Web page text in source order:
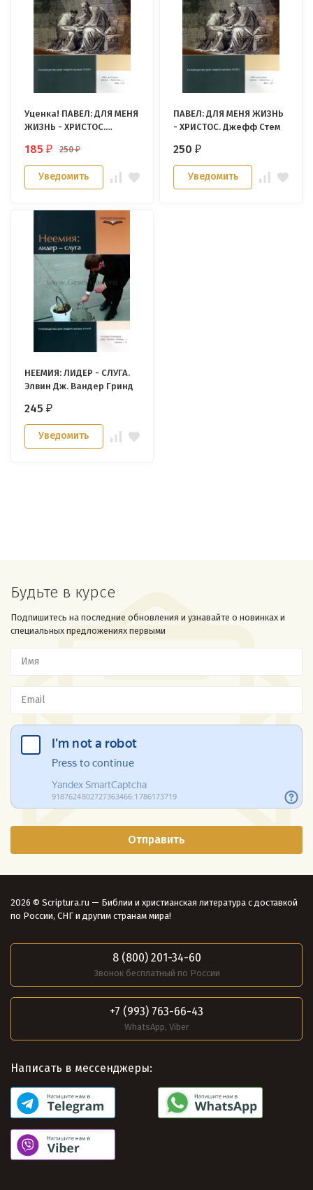
Уценка! ПАВЕЛ: ДЛЯ МЕНЯ
ЖИЗНЬ - ХРИСТОС.
185₽ 250₽
Уведомить
ПАВЕЛ: ДЛЯ МЕНЯ ЖИЗНЬ
- ХРИСТОС. Джефф Стем
250₽
Уведомить
НЕЕМИЯ: ЛИДЕР - СЛУГА.
Элвин Дж. Вандер Гринд
245₽
Уведомить
Будьте в курсе
Подпишитесь на последние обновления и узнавайте о новинках и
специальных предложениях первыми
2026 © Scriptura.ru — Библии и христианская литература с доставкой
по России, СНГ и другим странам мира!
8 (800) 201-34-60
Звонок бесплатный по России
+7 (993) 763-66-43
WhatsApp, Viber
Написать в мессенджеры: